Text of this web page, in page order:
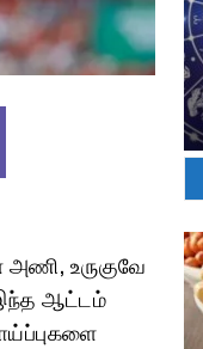
உருகுவே
ஆட்டம்